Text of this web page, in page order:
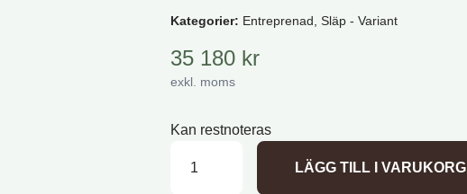
Kategorier: Entreprenad, Släp - Variant
35 180 kr
exkl. moms
Kan restnoteras
2004 F2 MR Edition - 2000 kg mängd
LÄGG TILL I VARUKORG